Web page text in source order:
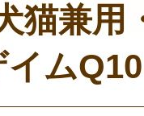
猫兼用
イム